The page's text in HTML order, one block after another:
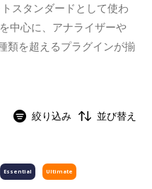
スタンダードとして使わ
中心に、アナライザーや
類を超えるプラグインが揃
絞り込み 並び替え
Ultimate
Essential